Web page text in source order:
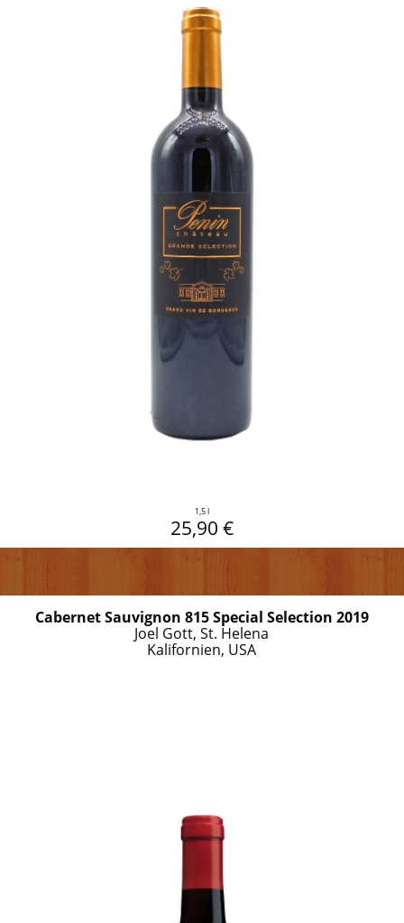
1,5 l
25,90 €
Cabernet Sauvignon 815 Special Selection 2019
Joel Gott, St. Helena
Kalifornien, USA